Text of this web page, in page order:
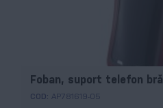
Foban, suport telefon
COD: AP781619-05